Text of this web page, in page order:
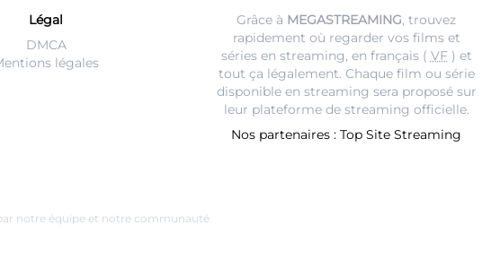
Légal
DMCA
légales
Grâce à MEGASTREAMING, trouvez
rapidement où regarder vos films et
séries en streaming, en français ( VF) et
tout ça légalement. Chaque film ou série
disponible en streaming sera proposé sur
leur plateforme de streaming officielle.
Nos partenaires : Top Site Streaming
notre équipe et notre communauté